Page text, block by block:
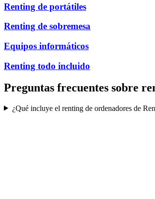
Renting de portátiles
Renting de sobremesa
Equipos informáticos
Renting todo incluido
Preguntas frecuentes sobre
¿Qué incluye el renting de ordenadores de